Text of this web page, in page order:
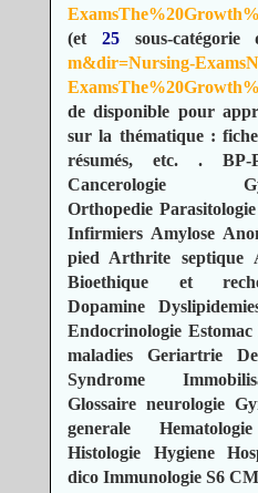
(et 25sous-
m&dir=Nursing-
de disponible pour
sur la thématique :
résumés, etc..
BP-
Cancerologie
Orthopedie Parasitologie
Infirmiers Amylose
pied Arthrite septique
Bioethique et
Dopamine
Endocrinologie Estomac
maladies
Geriartrie
Syndrome
Glossaire neurologie
generale
Histologie
Hygiene
dico Immunologie S6 CM